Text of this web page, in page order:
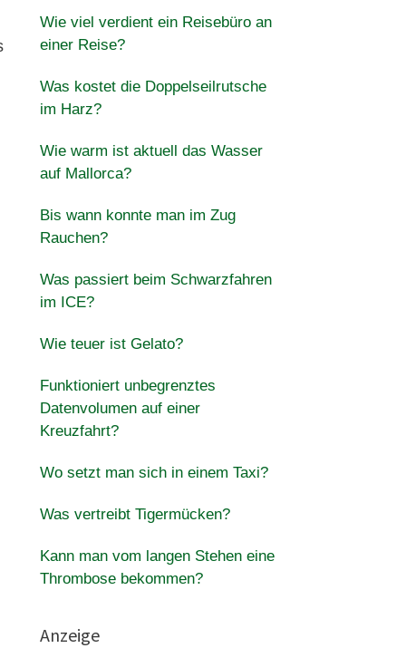
Wie viel verdient ein Reisebüro an
einer Reise?
Was kostet die Doppelseilrutsche
im Harz?
Wie warm ist aktuell das Wasser
auf Mallorca?
Bis wann konnte man im Zug
Rauchen?
Was passiert beim Schwarzfahren
im ICE?
Wie teuer ist Gelato?
Funktioniert unbegrenztes
Datenvolumen auf einer
Kreuzfahrt?
Wo setzt man sich in einem Taxi?
Was vertreibt Tigermücken?
Kann man vom langen Stehen eine
Thrombose bekommen?
Anzeige